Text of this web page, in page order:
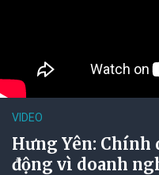
VIDEO
Hưng Yên:
động vì doanh